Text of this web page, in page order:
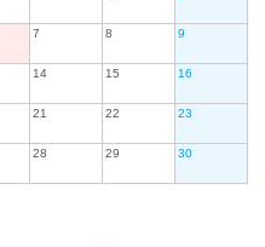
7 8 9
14 15 16
21 22 23
28 29 30